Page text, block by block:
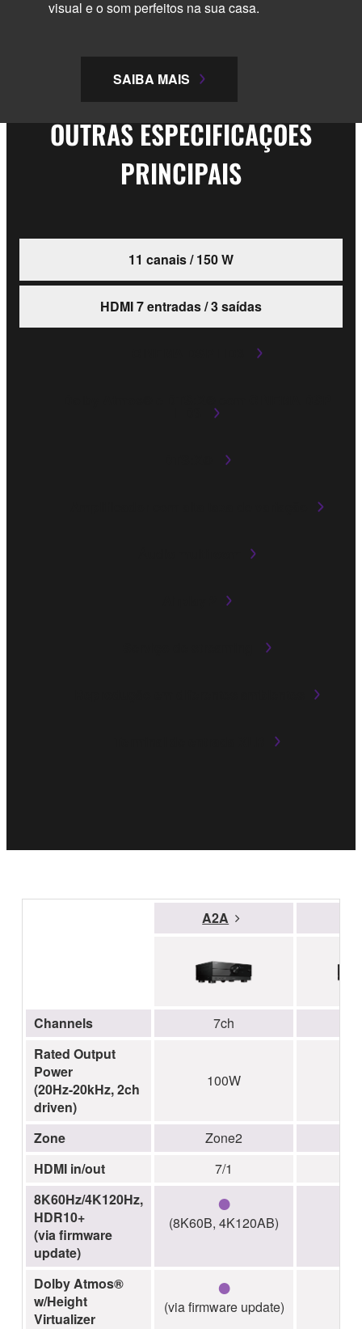
visual e o som perfeitos na sua casa.
SAIBA MAIS
OUTRAS ESPECIFICAÇÕES
PRINCIPAIS
11 canais / 150 W
HDMI 7 entradas / 3 saídas
A2A
Channels 7ch
Rated Output
Power
(20Hz-20kHz, 2ch
driven)
100W
Zone Zone2
HDMI in/out
7/1
8K60Hz/4K120Hz,
HDR10+
(via firmware
update)
●
(8K60B, 4K120AB)
Dolby Atmos®
w/Height
Virtualizer
●
(via firmware update)